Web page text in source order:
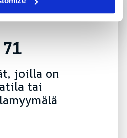
71
joilla on
tai